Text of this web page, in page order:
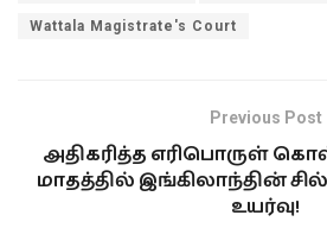
Wattala Magistrate's Court
Previous Post
அதிகரித்த எரிபொருள்
மாதத்தில் இங்கிலாந்தின்
உயர்வு!